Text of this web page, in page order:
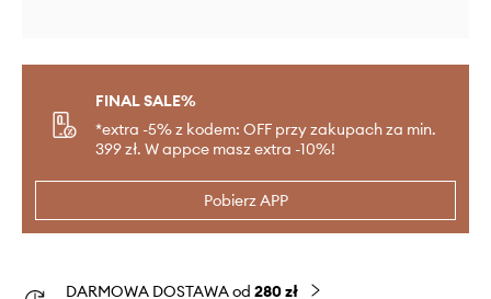
FINAL SALE%
*extra -5% z kodem: OFF przy zakupach za min.
399 zł. W appce masz extra -10%!
Pobierz APP
DARMOWA DOSTAWA od 280 zł